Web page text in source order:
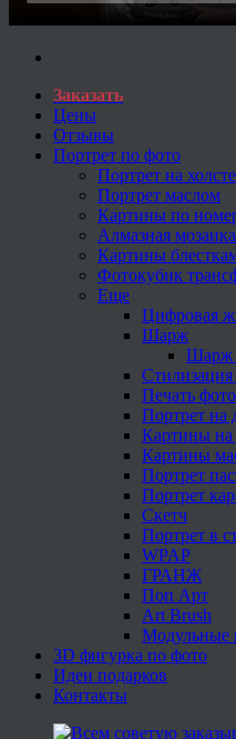
Заказать
Цены
Отзывы
Портрет по фото
Портрет на холсте
Портрет маслом
Картины по
Алмазная
Картины
Фотокубик
Еще
Цифровая
Шарж
Шарж
Печать
Портрет на
Картины на
Картины
Портрет
Портрет
Скетч
Портрет в
WPAP
ГРАНЖ
Поп Арт
Art Brush
Модульные
3D фигурка по фото
Идеи подарков
Контакты